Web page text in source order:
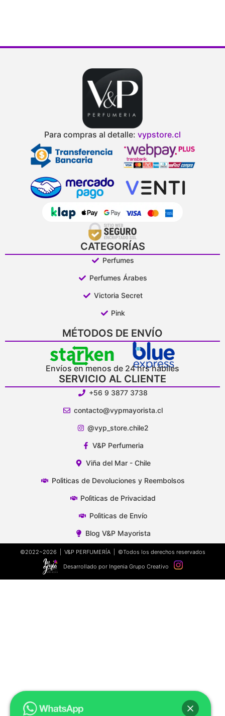
Para compras al detalle: vypstore.cl
CATEGORÍAS
Perfumes
Perfumes Árabes
Victoria Secret
Pink
MÉTODOS DE ENVÍO
Envíos en menos de 24 hrs hábiles
SERVICIO AL CLIENTE
+56 9 3877 3738
contacto@vypmayorista.cl
@vyp_store.chile2
V&P Perfumeria
Viña del Mar - Chile
Polìticas de Devoluciones y Reembolsos
Polìticas de Privacidad
Polìticas de Envío
Blog V&P Mayorista
©2022~2026 | V&P PERFUMERÍA | ©Todos los derechos reservados
Desarrollado por Ingenia Grupo Creativo